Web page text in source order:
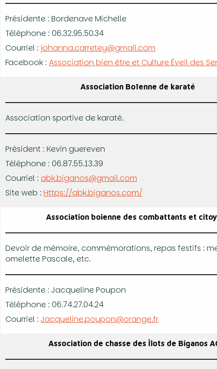
Présidente : Bordenave Michelle
Téléphone : 06.32.95.50.34
Courriel : johanna.carretey@gmail.com
Facebook : Association bien être et Culture Éveil des
Association Boïenne de karaté
Association sportive de karaté.
Président : Kevin guereven
Téléphone : 06.87.55.13.39
Courriel : abk.biganos@gmail.com
Site web : Https://abk.biganos.com/
Association boienne des combattants et
Devoir de mémoire, commémorations, repas festifs :
omelette Pascale, etc.
Présidente : Jacqueline Poupon
Téléphone : 06.74.27.04.24
Courriel : Jacqueline.poupon@orange.fr
Association de chasse des Îlots de Biganos